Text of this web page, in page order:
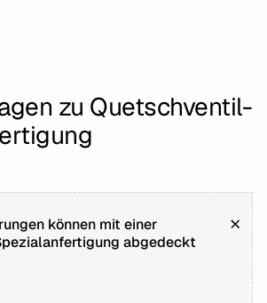
zu Quetschventil-
können mit einer
abgedeckt